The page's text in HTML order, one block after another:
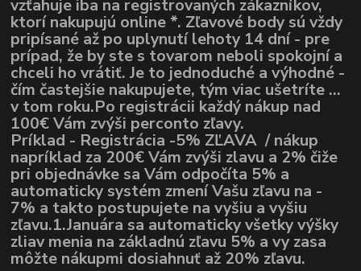
vzťahuje iba na registrovaných zákazníkov,
ktorí nakupujú online *. Zľavové body sú vždy
pripísané až po uplynutí lehoty 14 dní - pre
prípad, že by ste s tovarom neboli spokojní a
chceli ho vrátiť. Je to jednoduché a výhodné -
čím častejšie nakupujete, tým viac ušetríte ...
v tom roku.Po registrácii každý nákup nad
100€ Vám zvýši perconto zľavy.
Príklad - Registrácia -5% ZĽAVA / nákup
napríklad za 200€ Vám zvýši zlavu a 2% čiže
pri objednávke sa Vám odpočíta 5% a
automaticky systém zmení Vašu zľavu na -
7% a takto postupujete na vyšiu a vyšiu
zľavu.1.Januára sa automaticky všetky výšky
zliav menia na základnú zľavu 5% a vy zasa
môžte nákupmi dosiahnuť až 20% zľavu.